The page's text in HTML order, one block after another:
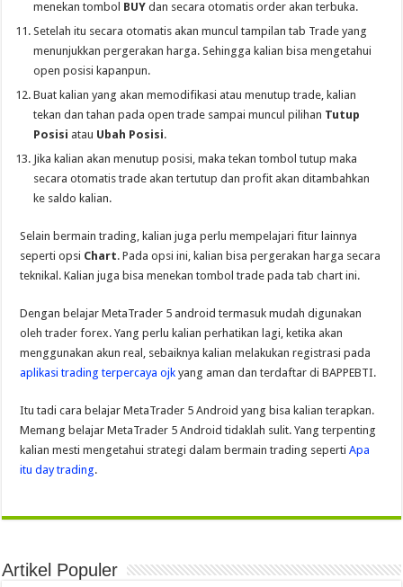
menekan tombol BUY dan secara otomatis order akan terbuka.
Setelah itu secara otomatis akan muncul tampilan tab Trade yang
menunjukkan pergerakan harga. Sehingga kalian bisa mengetahui
open posisi kapanpun.
Buat kalian yang akan memodifikasi atau menutup trade, kalian
tekan dan tahan pada open trade sampai muncul pilihan Tutup
Posisi atau Ubah Posisi.
Jika kalian akan menutup posisi, maka tekan tombol tutup maka
secara otomatis trade akan tertutup dan profit akan ditambahkan
ke saldo kalian.
Selain bermain trading, kalian juga perlu mempelajari fitur lainnya
seperti opsi Chart. Pada opsi ini, kalian bisa pergerakan harga secara
teknikal. Kalian juga bisa menekan tombol trade pada tab chart ini.
Dengan belajar MetaTrader 5 android termasuk mudah digunakan
oleh trader forex. Yang perlu kalian perhatikan lagi, ketika akan
menggunakan akun real, sebaiknya kalian melakukan registrasi pada
aplikasi trading terpercaya ojk yang aman dan terdaftar di BAPPEBTI.
Itu tadi cara belajar MetaTrader 5 Android yang bisa kalian terapkan.
Memang belajar MetaTrader 5 Android tidaklah sulit. Yang terpenting
kalian mesti mengetahui strategi dalam bermain trading sepertiApa
itu day trading.
Artikel Populer